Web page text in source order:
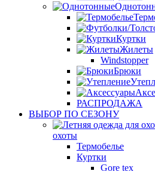
Куртки
Жилеты
Windstopper
Брюки
РАСПРОДАЖА
ВЫБОР ПО СЕЗОНУ
охоты
Термобелье
Куртки
Gore tex